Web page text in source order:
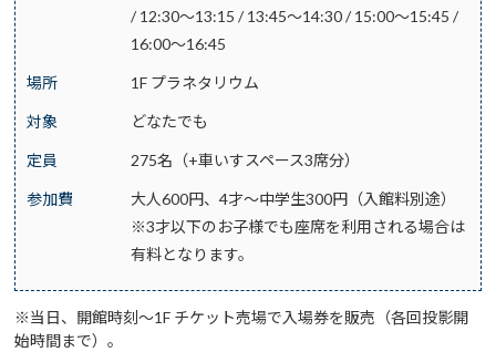
/ 12:30～13:15 / 13:45～14:30 / 15:00～15:45 /
16:00～16:45
場所 1F プラネタリウム
対象 どなたでも
定員 275名（+車いすスペース3席分）
参加費
大人600円、4才～中学生300円（入館料別途）
※3才以下のお子様でも座席を利用される場合は
有料となります。
※当日、開館時刻～1F チケット売場で入場券を販売（各回投影開
始時間まで）。